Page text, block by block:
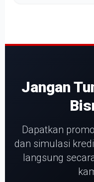
Jangan
Dapatkan
dan simulasi
langsung